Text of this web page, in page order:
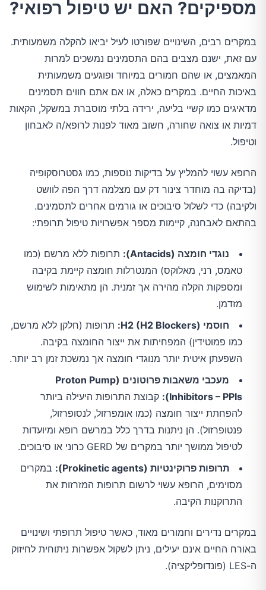
מספיקים? האם יש טיפול רפואי?
במקרים רבים, השינויים שפורטו לעיל יביאו להקלה משמעותית.
עם זאת, ישנם מצבים בהם התסמינים נמשכים למרות
המאמצים, או שהם חמורים במיוחד ופוגעים משמעותית
באיכות החיים. במקרים כאלה, או אם אתם חווים תסמינים
מדאיגים כמו קשיי בליעה, ירידה בלתי מוסברת במשקל, הקאות
דמיות או צואה שחורה, חשוב מאוד לפנות לרופא/ה לאבחון
וטיפול.
הרופא עשוי להמליץ על בדיקות נוספות, כמו גסטרוסקופיה
(בדיקה בה מוחדר צינור דק עם מצלמה דרך הפה לוושט
ולקיבה) כדי לשלול סיבוכים או גורמים אחרים לתסמינים.
בהתאם לאבחנה, קיימות מספר אפשרויות טיפול תרופתי:
נוגדי חומצה (Antacids):
תרופות ללא מרשם (כמו
טאמס, רני, מאלוקס) המנטרלות חומצה קיימת בקיבה
ומספקות הקלה מהירה אך זמנית. הן מתאימות לשימוש
מזדמן.
חוסמי H2 (H2 Blockers):
תרופות (חלקן ללא מרשם,
כמו פמוטידין) המפחיתות את ייצור החומצה בקיבה.
השפעתן איטית יותר מנוגדי חומצה אך נמשכת זמן רב יותר.
מעכבי משאבות פרוטונים (Proton Pump
Inhibitors – PPIs):
קבוצת התרופות היעילה ביותר
להפחתת ייצור חומצה (כמו אומפרזול, לנסופרזול,
פנטופרזול). הן ניתנות בדרך כלל במרשם רופא ומיועדות
לטיפול ממושך יותר במקרים של GERD כרוני או סיבוכים.
תרופות פרוקינטיות (Prokinetic agents):
במקרים
מסוימים, הרופא עשוי לרשום תרופות המזרזות את
התרוקנות הקיבה.
במקרים נדירים וחמורים מאוד, כאשר טיפול תרופתי ושינויים
באורח החיים אינם יעילים, ניתן לשקול אפשרות ניתוחית לחיזוק
ה-LES (פונדופליקציה).